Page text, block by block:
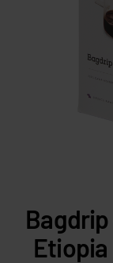
Etiopia